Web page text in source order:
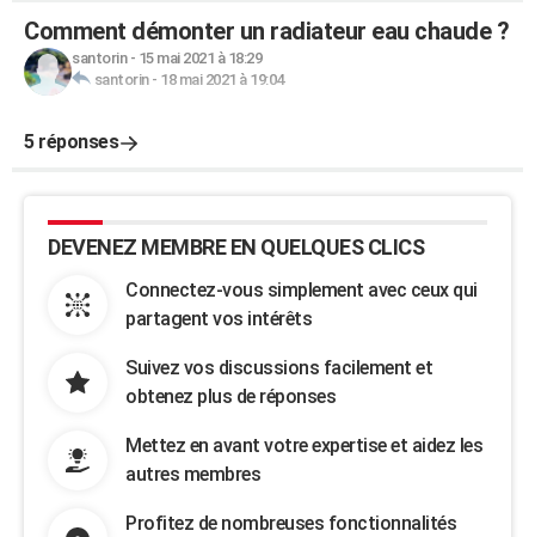
Comment démonter un radiateur eau chaude ?
santorin- 15 mai 2021 à 18:29
santorin- 18 mai 2021 à 19:04
5 réponses
DEVENEZ MEMBRE EN QUELQUES CLICS
Connectez-vous simplement avec ceux qui
partagent vos intérêts
Suivez vos discussions facilement et
obtenez plus de réponses
Mettez en avant votre expertise et aidez les
autres membres
Profitez de nombreuses fonctionnalités